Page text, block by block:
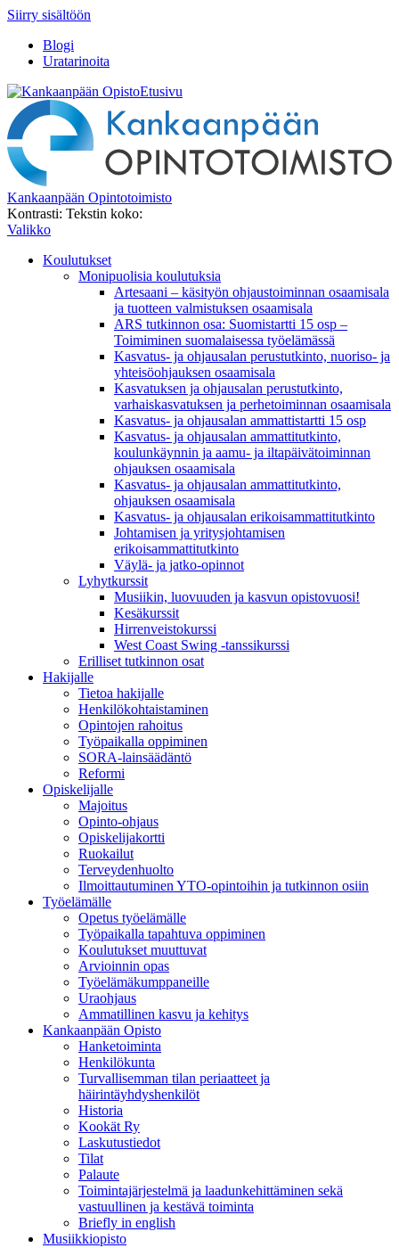
Siirry sisältöön
Blogi
Uratarinoita
Etusivu
Kankaanpään Opintotoimisto
Kontrasti: Tekstin koko:
Valikko
Koulutukset
Monipuolisia koulutuksia
Artesaani – käsityön ohjaustoiminnan osaamisala
ja tuotteen valmistuksen osaamisala
ARS tutkinnon osa: Suomistartti 15 osp –
Toimiminen suomalaisessa työelämässä
Kasvatus- ja ohjausalan perustutkinto, nuoriso- ja
yhteisöohjauksen osaamisala
Kasvatuksen ja ohjausalan perustutkinto,
varhaiskasvatuksen ja perhetoiminnan osaamisala
Kasvatus- ja ohjausalan ammattistartti 15 osp
Kasvatus- ja ohjausalan ammattitutkinto,
koulunkäynnin ja aamu- ja iltapäivätoiminnan
ohjauksen osaamisala
Kasvatus- ja ohjausalan ammattitutkinto,
ohjauksen osaamisala
Kasvatus- ja ohjausalan erikoisammattitutkinto
Johtamisen ja yritysjohtamisen
erikoisammattitutkinto
Väylä- ja jatko-opinnot
Lyhytkurssit
Musiikin, luovuuden ja kasvun opistovuosi!
Kesäkurssit
Hirrenveistokurssi
West Coast Swing -tanssikurssi
Erilliset tutkinnon osat
Hakijalle
Tietoa hakijalle
Henkilökohtaistaminen
Opintojen rahoitus
Työpaikalla oppiminen
SORA-lainsäädäntö
Reformi
Opiskelijalle
Majoitus
Opinto-ohjaus
Opiskelijakortti
Ruokailut
Terveydenhuolto
Ilmoittautuminen YTO-opintoihin ja tutkinnon osiin
Työelämälle
Opetus työelämälle
Työpaikalla tapahtuva oppiminen
Koulutukset muuttuvat
Arvioinnin opas
Työelämäkumppaneille
Uraohjaus
Ammatillinen kasvu ja kehitys
Kankaanpään Opisto
Hanketoiminta
Henkilökunta
Turvallisemman tilan periaatteet ja
häirintäyhdyshenkilöt
Historia
Kookät Ry
Laskutustiedot
Tilat
Palaute
Toimintajärjestelmä ja laadunkehittäminen sekä
vastuullinen ja kestävä toiminta
Briefly in english
Musiikkiopisto